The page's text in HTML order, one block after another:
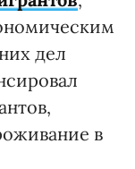
дел
в